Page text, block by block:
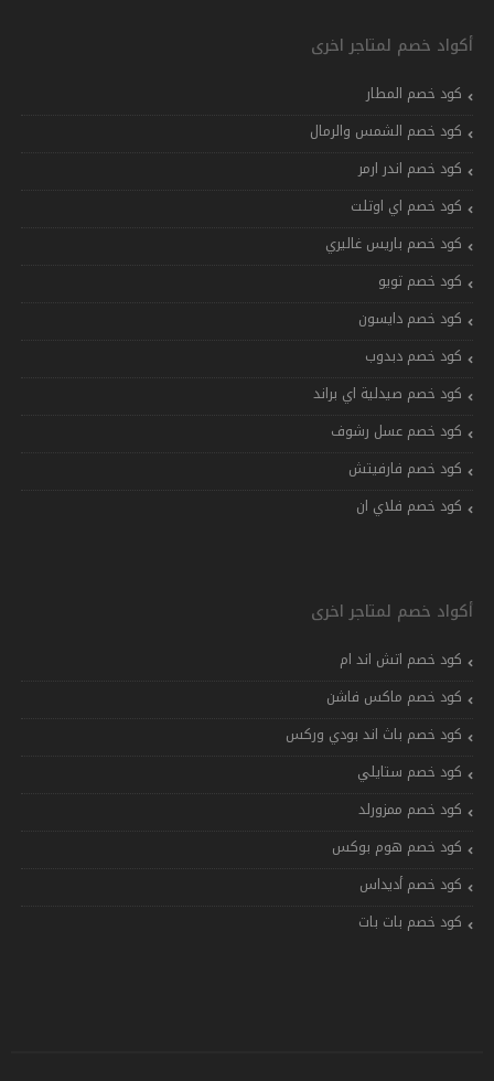
أكواد خصم لمتاجر اخرى
كود خصم المطار
كود خصم الشمس والرمال
كود خصم اندر ارمر
كود خصم اي اوتلت
كود خصم باريس غاليري
كود خصم تويو
كود خصم دايسون
كود خصم دبدوب
كود خصم صيدلية اي براند
كود خصم عسل رشوف
كود خصم فارفيتش
كود خصم فلاي ان
أكواد خصم لمتاجر اخرى
كود خصم اتش اند ام
كود خصم ماكس فاشن
كود خصم باث اند بودي وركس
كود خصم ستايلي
كود خصم ممزورلد
كود خصم هوم بوكس
كود خصم أديداس
كود خصم بات بات